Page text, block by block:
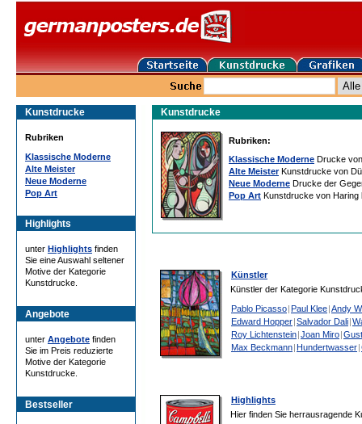
Kunstdrucke
Rubriken
Klassische Moderne
Alte Meister
Neue Moderne
Pop Art
Highlights
unter Highlights finden
Sie eine Auswahl seltener
Motive der Kategorie
Kunstdrucke.
Angebote
unter Angebote finden
Sie im Preis reduzierte
Motive der Kategorie
Kunstdrucke.
Bestseller
Kunstdrucke
Rubriken:
Klassische Moderne Drucke
Alte MeisterKunstdrucke von
Neue Moderne Drucke der
Pop Art Kunstdrucke von Haring
Künstler
Künstler der Kategorie
Pablo Picasso|Paul Klee|Andy
Edward Hopper|Salvador Dali|
Roy Lichtenstein|Joan Miro|
Max Beckmann|Hundertwasser|
Highlights
Hier finden Sie herrausragende